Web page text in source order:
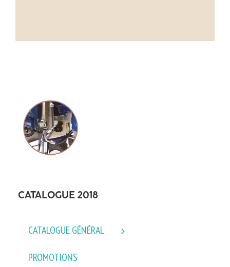
CATALOGUE 2018
CATALOGUE GÉNÉRAL
PROMOTIONS